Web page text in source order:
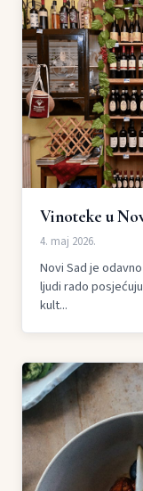
Vinoteke u
4. maj 2026.
Novi Sad je
ljudi rado
kult...